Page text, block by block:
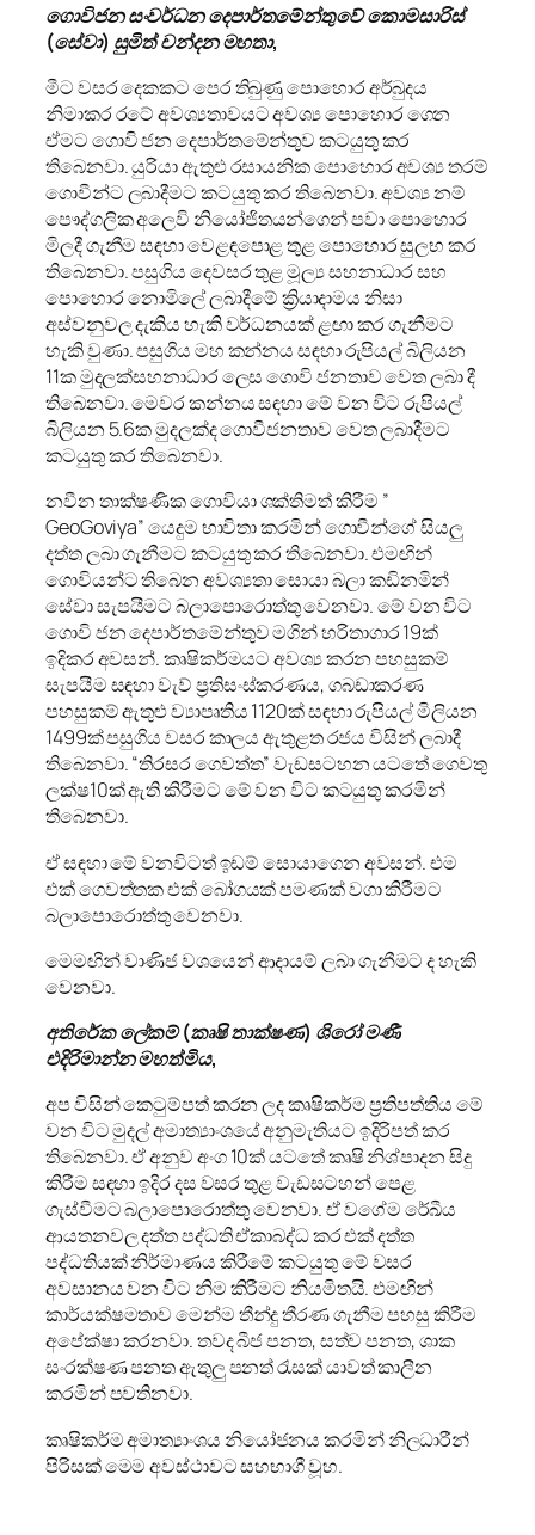
ගොවිජන සංවර්ධන දෙපාර්තමේන්තුවේ කොමසාරිස්
(සේවා) සුමිත් චන්දන මහතා,
මීට වසර දෙකකට පෙර තිබුණු පොහොර අර්බුදය
නිමාකර රටේ අවශ්‍යතාවයට අවශ්‍ය පොහොර ගෙන
ඒමට ගොවි ජන දෙපාර්තමේන්තුව කටයුතු කර
තිබෙනවා. යුරියා ඇතුළු රසායනික පොහොර අවශ්‍ය තරම්
ගොවීන්ට ලබාදීමට කටයුතු කර තිබෙනවා. අවශ්‍ය නම්
පෞද්ගලික අලෙවි නියෝජිතයන්ගෙන් පවා පොහොර
මිලදී ගැනීම සඳහා වෙළඳපොළ තුළ පොහොර සුලභ කර
තිබෙනවා. පසුගිය දෙවසර තුළ මූල්‍ය සහනාධාර සහ
පොහොර නොමිලේ ලබාදීමේ ක්‍රියාදාමය නිසා
අස්වනුවල දැකිය හැකි වර්ධනයක් ළඟා කර ගැනීමට
හැකි වුණා. පසුගිය මහ කන්නය සඳහා රුපියල් බිලියන
11ක මුදලක්සහනාධාර ලෙස ගොවි ජනතාව වෙත ලබා දී
තිබෙනවා. මෙවර කන්නය සඳහා මේ වන විට රුපියල්
බිලියන 5.6ක මුදලක්ද ගොවීජනතාව වෙත ලබාදීමට
කටයුතු කර තිබෙනවා.
නවීන තාක්ෂණික ගොවියා ශක්තිමත් කිරීම ”
GeoGoviya” යෙදුම භාවිතා කරමින් ගොවීන්ගේ සියලු
දත්ත ලබා ගැනීමට කටයුතු කර තිබෙනවා. එමඟින්
ගොවියන්ට තිබෙන අවශ්‍යතා සොයා බලා කඩිනමින්
සේවා සැපයීමට බලාපොරොත්තු වෙනවා. මේ වන විට
ගොවි ජන දෙපාර්තමේන්තුව මගින් හරිතාගාර 19ක්
ඉදිකර අවසන්. කෘෂිකර්මයට අවශ්‍ය කරන පහසුකම්
සැපයීම සඳහා වැව් ප්‍රතිසංස්කරණය, ගබඩාකරණ
පහසුකම් ඇතුළු ව්‍යාපෘතිය 1120ක් සඳහා රුපියල් මිලියන
1499ක් පසුගිය වසර කාලය ඇතුළත රජය විසින් ලබාදී
තිබෙනවා. “තිරසර ගෙවත්ත” වැඩසටහන යටතේ ගෙවතු
ලක්ෂ10ක් ඇති කිරීමට මේ වන විට කටයුතු කරමින්
තිබෙනවා.
ඒ සඳහා මේ වනවිටත් ඉඩම් සොයාගෙන අවසන්. එම
එක් ගෙවත්තක එක් බෝගයක් පමණක් වගා කිරීමට
බලාපොරොත්තු වෙනවා.
මෙමඟින් වාණිජ වශයෙන් ආදායම් ලබා ගැනීමට ද හැකි
වෙනවා.
අතිරේක ලේකම් (කෘෂි තාක්ෂණ) ශිරෝ මණී
එදිරිමාන්න මහත්මිය,
අප විසින් කෙටුම්පත් කරන ලද කෘෂිකර්ම ප්‍රතිපත්තිය මේ
වන විට මුදල් අමාත්‍යාංශයේ අනුමැතියට ඉදිරිපත් කර
තිබෙනවා. ඒ අනුව අංග 10ක් යටතේ කෘෂි නිශ්පාදන සිදු
කිරීම සඳහා ඉදිර දස වසර තුළ වැඩසටහන් පෙළ
ගැස්වීමට බලාපොරොත්තු වෙනවා. ඒ වගේම රේඛීය
ආයතනවල දත්ත පද්ධති ඒකාබද්ධ කර එක් දත්ත
පද්ධතියක් නිර්මාණය කිරීමේ කටයුතු මේ වසර
අවසානය වන විට නිම කිරීමට නියමිතයි. එමඟින්
කාර්යක්ෂමතාව මෙන්ම තීන්දු තීරණ ගැනීම පහසු කිරීම
අපේක්ෂා කරනවා. තවද බීජ පනත, සත්ව පනත, ශාක
සංරක්ෂණ පනත ඇතුලු පනත් රැසක් යාවත් කාලීන
කරමින් පවතිනවා.
කෘෂිකර්ම අමාත්‍යාංශය නියෝජනය කරමින් නිලධාරීන්
පිරිසක් මෙම අවස්ථාවට සහභාගී වූහ.